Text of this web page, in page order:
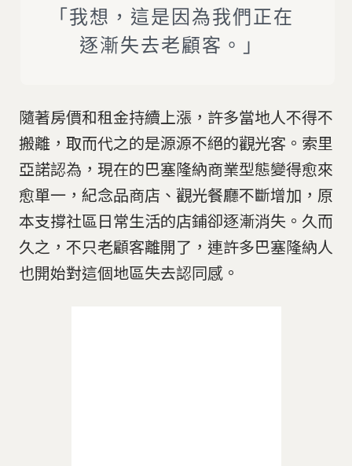
「我想，這是因為我們正在
逐漸失去老顧客。」
隨著房價和租金持續上漲，許多當地人不得不
搬離，取而代之的是源源不絕的觀光客。索里
亞諾認為，現在的巴塞隆納商業型態變得愈來
愈單一，紀念品商店、觀光餐廳不斷增加，原
本支撐社區日常生活的店鋪卻逐漸消失。久而
久之，不只老顧客離開了，連許多巴塞隆納人
也開始對這個地區失去認同感。